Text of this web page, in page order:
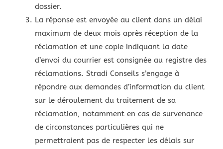
dossier.
La réponse est envoyée au client dans un délai
maximum de deux mois après réception de la
réclamation et une copie indiquant la date
d’envoi du courrier est consignée au registre des
réclamations. Stradi Conseils s’engage à
répondre aux demandes d’information du client
sur le déroulement du traitement de sa
réclamation, notamment en cas de survenance
de circonstances particulières qui ne
permettraient pas de respecter les délais sur